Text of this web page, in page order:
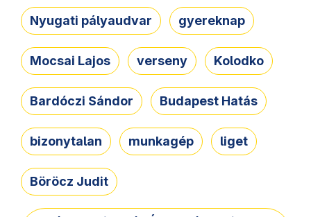
Nyugati pályaudvar gyereknap
Mocsai Lajos verseny Kolodko
Bardóczi Sándor Budapest Hatás
bizonytalan munkagép liget
Böröcz Judit